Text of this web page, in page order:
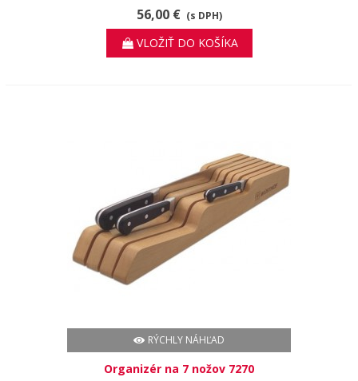
56,00 € (s DPH)
VLOŽIŤ DO KOŠÍKA
RÝCHLY NÁHĽAD
Organizér na 7 nožov 7270